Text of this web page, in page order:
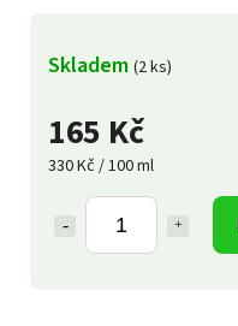
165 Kč
330 Kč / 100 ml
Skladem (2 ks)